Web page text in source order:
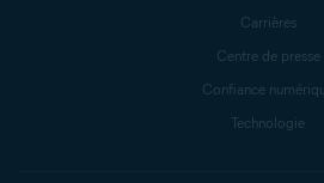
Carrières
Centre de presse
Confiance
Technologie